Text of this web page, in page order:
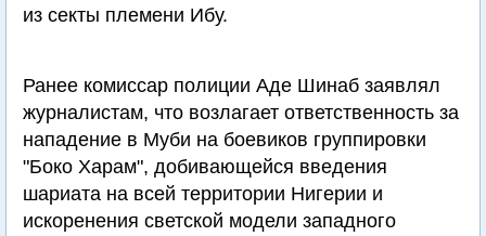
из секты племени Ибу.
Ранее комиссар полиции Аде Шинаб заявлял
журналистам, что возлагает ответственность за
нападение в Муби на боевиков группировки
"Боко Харам", добивающейся введения
шариата на всей территории Нигерии и
искоренения светской модели западного